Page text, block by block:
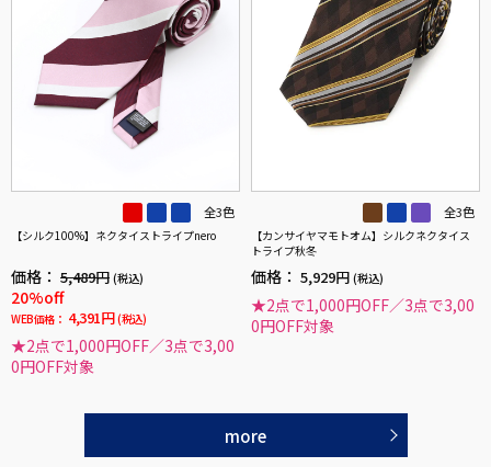
全3色
【シルク100%】ネクタイストライプnero
価格： 5,489円 (税込)
20%off
WEB価格： 4,391円 (税込)
★2点で1,000円OFF／3点で3,00
0円OFF対象
全3色
【カンサイヤマモトオム】シルクネクタイス
トライプ秋冬
価格： 5,929円 (税込)
★2点で1,000円OFF／3点で3,00
0円OFF対象
more